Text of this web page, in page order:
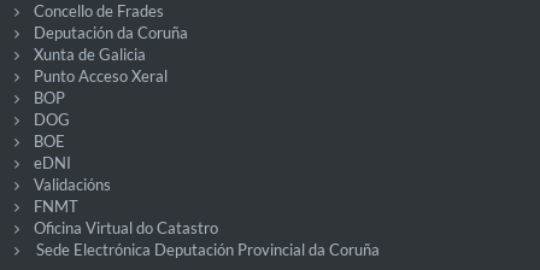
Concello de Frades
Deputación da Coruña
Xunta de Galicia
Punto Acceso Xeral
BOP
DOG
BOE
eDNI
Validacións
FNMT
Oficina Virtual do Catastro
Sede Electrónica Deputación Provincial da Coruña